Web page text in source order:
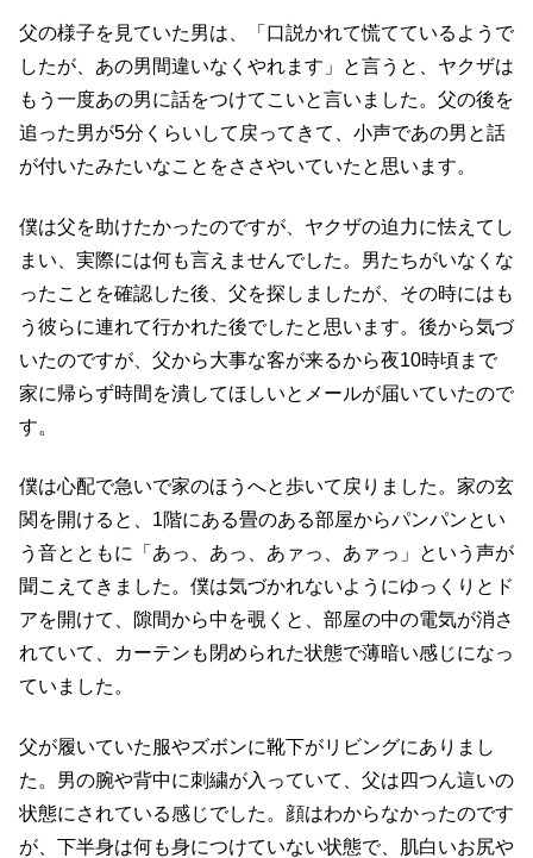
父の様子を見ていた男は、「口説かれて慌てているようで
したが、あの男間違いなくやれます」と言うと、ヤクザは
もう一度あの男に話をつけてこいと言いました。父の後を
追った男が5分くらいして戻ってきて、小声であの男と話
が付いたみたいなことをささやいていたと思います。
僕は父を助けたかったのですが、ヤクザの迫力に怯えてし
まい、実際には何も言えませんでした。男たちがいなくな
ったことを確認した後、父を探しましたが、その時にはも
う彼らに連れて行かれた後でしたと思います。後から気づ
いたのですが、父から大事な客が来るから夜10時頃まで
家に帰らず時間を潰してほしいとメールが届いていたので
す。
僕は心配で急いで家のほうへと歩いて戻りました。家の玄
関を開けると、1階にある畳のある部屋からパンパンとい
う音とともに「あっ、あっ、あァっ、あァっ」という声が
聞こえてきました。僕は気づかれないようにゆっくりとド
アを開けて、隙間から中を覗くと、部屋の中の電気が消さ
れていて、カーテンも閉められた状態で薄暗い感じになっ
ていました。
父が履いていた服やズボンに靴下がリビングにありまし
た。男の腕や背中に刺繍が入っていて、父は四つん這いの
状態にされている感じでした。顔はわからなかったのです
が、下半身は何も身につけていない状態で、肌白いお尻や